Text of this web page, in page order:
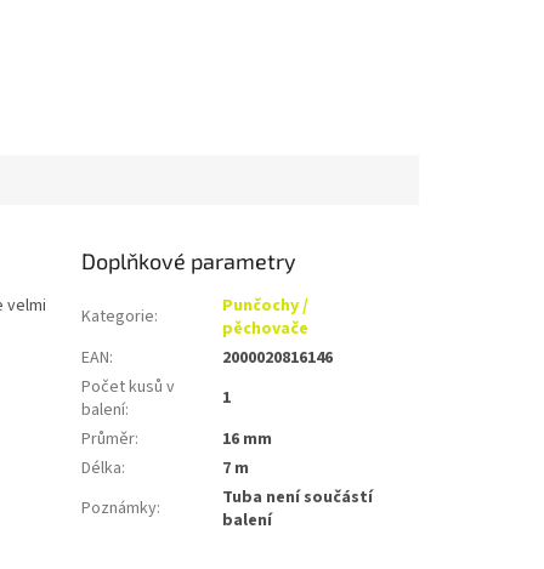
velmi
Doplňkové parametry
Kategorie:
Punčochy /
pěchovače
EAN:
2000020816146
Počet kusů v
balení:
1
Průměr:
16 mm
Délka:
7 m
Poznámky:
Tuba není součástí
balení